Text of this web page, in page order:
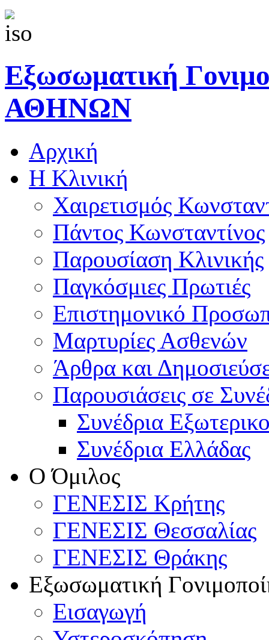
Εξωσωματική
ΑΘΗΝΩΝ
Αρχική
Η Κλινική
Χαιρετισμός
Πάντος Κωνσταντίνος
Παρουσίαση Κλινικής
Παγκόσμιες Πρωτιές
Επιστημονικό
Μαρτυρίες Ασθενών
Άρθρα και
Παρουσιάσεις σε
Συνέδρια
Συνέδρια Ελλάδας
Ο Όμιλος
ΓΕΝΕΣΙΣ Κρήτης
ΓΕΝΕΣΙΣ Θεσσαλίας
ΓΕΝΕΣΙΣ Θράκης
Εξωσωματική
Εισαγωγή